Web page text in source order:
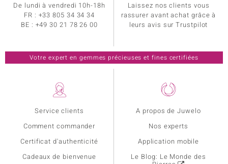
Service clients
Comment commander
Certificat d'authenticité
Cadeaux de bienvenue
A propos de Juwelo
Nos experts
Application mobile
Le Blog: Le Monde des
De lundi à vendredi 10h-18h
FR : +33 805 34 34 34
BE : +49 30 21 78 26 00
Laissez nos clients vous
rassurer avant achat grâce à
leurs avis sur Trustpilot
Votre expert en gemmes précieuses et fines certifiées